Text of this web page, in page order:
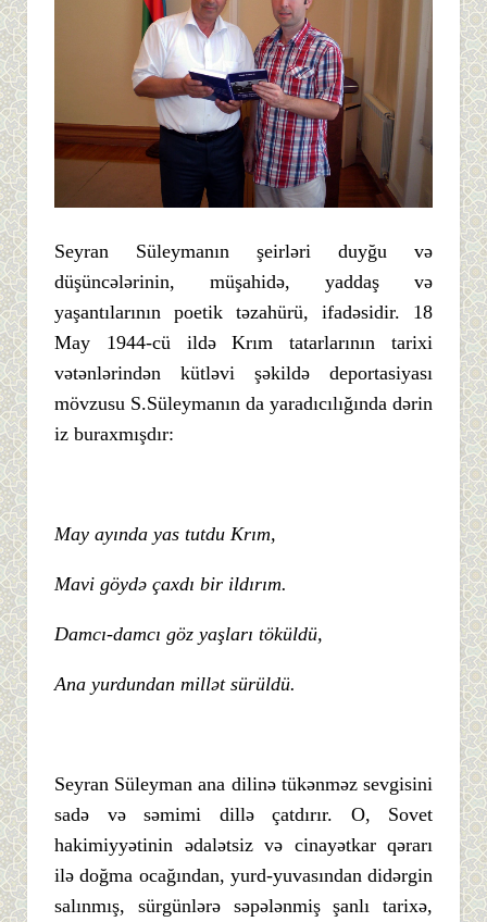
Seyran Süleymanın şeirləri duyğu və
düşüncələrinin, müşahidə, yaddaş və
yaşantılarının poetik təzahürü, ifadəsidir. 18
May 1944-cü ildə Krım tatarlarının tarixi
vətənlərindən kütləvi şəkildə deportasiyası
mövzusu S.Süleymanın da yaradıcılığında dərin
iz buraxmışdır:
May ayında yas tutdu Krım,
Mavi göydə çaxdı bir ildırım.
Damcı-damcı göz yaşları töküldü,
Ana yurdundan millət sürüldü.
Seyran Süleyman ana dilinə tükənməz sevgisini
sadə və səmimi dillə çatdırır. O, Sovet
hakimiyyətinin ədalətsiz və cinayətkar qərarı
ilə doğma ocağından, yurd-yuvasından didərgin
salınmış, sürgünlərə səpələnmiş şanlı tarixə,